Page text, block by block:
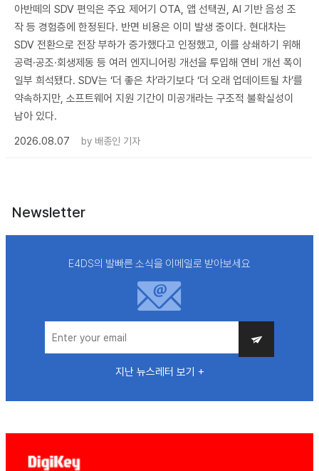
아반떼의 SDV 편익은 주요 제어기 OTA, 앱 선택권, AI 기반 음성 조
작 등 경험층에 한정된다. 반면 비용은 이미 발생 중이다. 현대차는
SDV 전환으로 전장 부하가 증가했다고 인정했고, 이를 상쇄하기 위해
공력·공조·회생제동 등 여러 엔지니어링 개선을 투입해 연비 개선 폭이
일부 희석됐다. SDV는 ‘더 좋은 차’라기보다 ‘더 오래 업데이트될 차’를
약속하지만, 소프트웨어 지원 기간이 미공개라는 구조적 불확실성이
남아 있다.
2026.08.07
by 배종인 기자
Newsletter
E4DS의 발빠른 소식을 이메일로 받아보세요
지난 뉴스레터 보기 +